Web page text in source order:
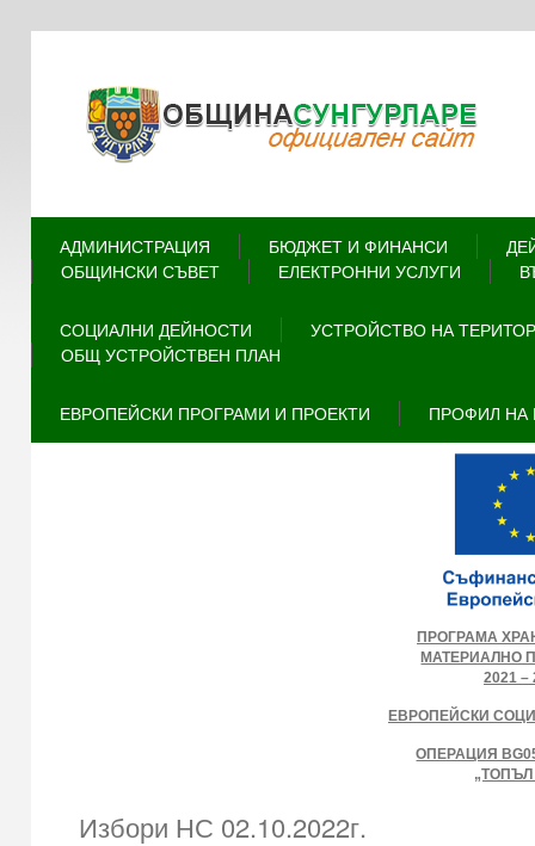
АДМИНИСТРАЦИЯ БЮДЖЕТ И ФИНАНСИ
ОБЩИНСКИ СЪВЕТ
ЕЛЕКТРОННИ УСЛУГИ
СОЦИАЛНИ ДЕЙНОСТИ
УСТРОЙСТВО НА
ОБЩ УСТРОЙСТВЕН ПЛАН
ЕВРОПЕЙСКИ ПРОГРАМИ И ПРОЕКТИ ПРОФИЛ НА
ПРОГРАМА
МАТЕРИАЛНО
2021 –
ЕВРОПЕЙСКИ
ОПЕРАЦИЯ
Избори НС 02.10.2022г.